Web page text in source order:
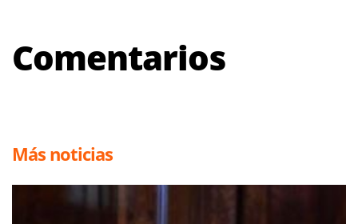
Comentarios
Más noticias